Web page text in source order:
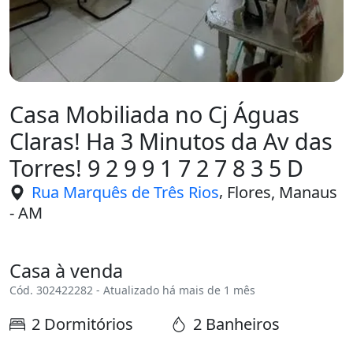
Casa Mobiliada no Cj Águas
Claras! Ha 3 Minutos da Av das
Torres! 9 2 9 9 1 7 2 7 8 3 5 D
Rua Marquês de Três Rios, Flores, Manaus
- AM
Casa à venda
Cód. 302422282 - Atualizado há mais de 1 mês
2 Dormitórios
2 Banheiros